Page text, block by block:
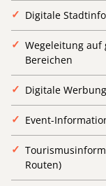
Digitale
Wegeleitung auf
Bereichen
Digitale
Event-
Routen)